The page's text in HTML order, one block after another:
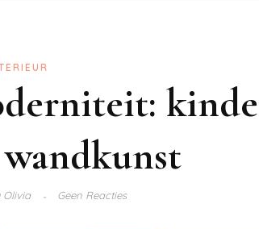
Olivia Geen Reacties